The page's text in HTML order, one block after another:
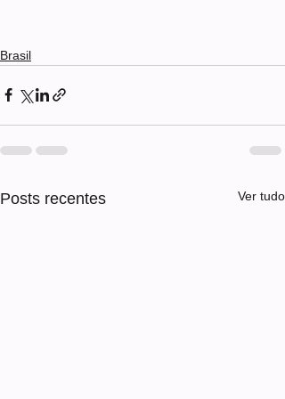
Brasil
Posts recentes Ver tudo